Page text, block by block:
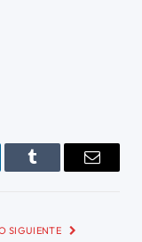
Tumblr Email
SIGUIENTE